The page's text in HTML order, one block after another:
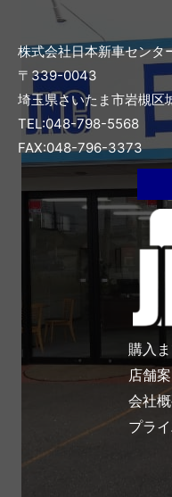
株式会社日本新車センタ
〒339-0043
埼玉県さいたま市岩槻
TEL:048-798-5568
FAX:048-796-3373
購入
店舗
会社
プラ